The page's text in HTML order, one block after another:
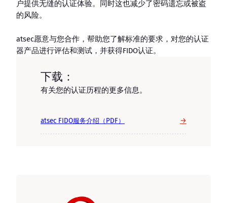
户提供无缝的认证体验。同时这也减少了密码遗忘或被盗
的风险。
atsec愿意与您合作，帮助您了解标准的要求，对您的认证
器产品进行评估和测试，并获得FIDO认证。
下载：
有关您的认证历程的更多信息。
atsec FIDO服务介绍（PDF） →